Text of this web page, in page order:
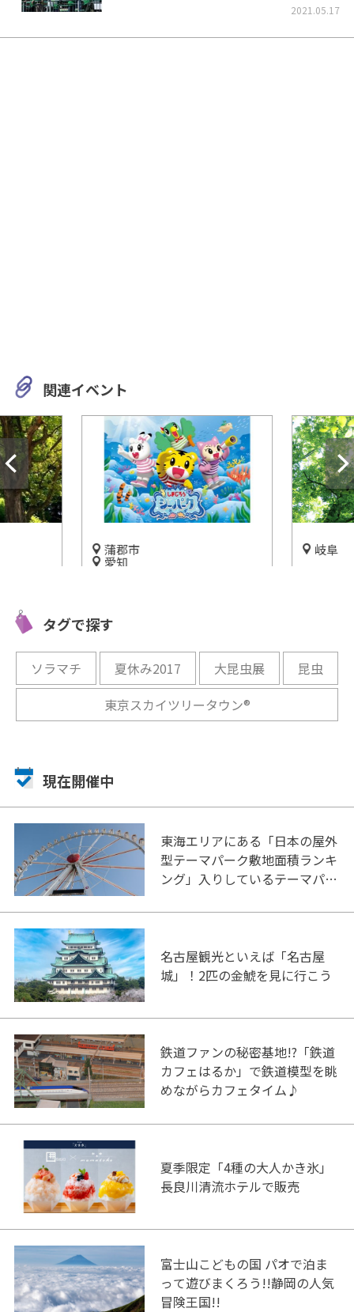
2021.05.17
関連イベント
モリコ
蒲郡市
愛知
ープン！
岐阜
タグで探す
ソラマチ 夏休み2017 大昆虫展
昆虫
東京スカイツリータウン®
現在開催中
東海エリアにある「日本の屋外
型テーマパーク敷地面積ランキ
ング」入りしているテーマパー
名古屋観光といえば「名古屋
城」！2匹の金鯱を見に行こう
鉄道ファンの秘密基地!?「鉄道
カフェはるか」で鉄道模型を眺
めながらカフェタイム♪
夏季限定「4種の大人かき氷」
長良川清流ホテルで販売
富士山こどもの国 パオで泊ま
って遊びまくろう!!静岡の人気
冒険王国!!